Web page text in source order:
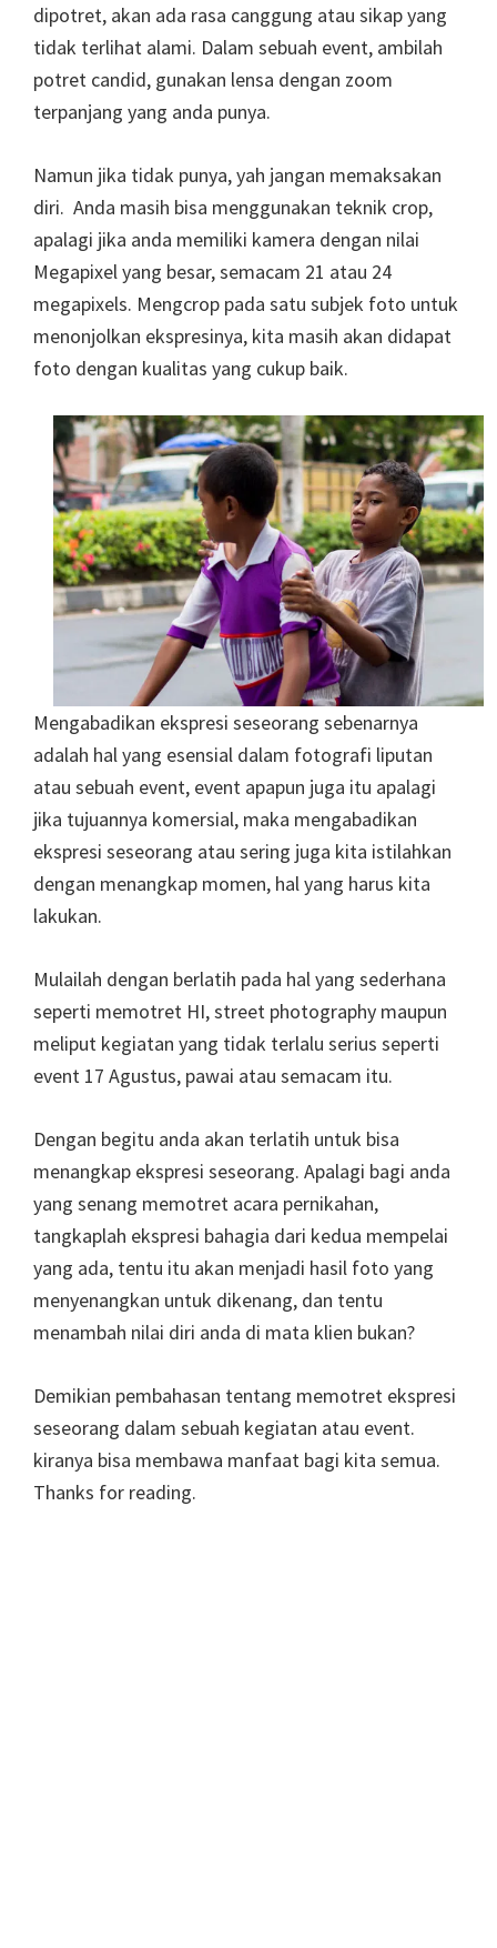
dipotret, akan ada rasa canggung atau sikap yang
tidak terlihat alami. Dalam sebuah event, ambilah
potret candid, gunakan lensa dengan zoom
terpanjang yang anda punya.
Namun jika tidak punya, yah jangan memaksakan
diri. Anda masih bisa menggunakan teknik crop,
apalagi jika anda memiliki kamera dengan nilai
Megapixel yang besar, semacam 21 atau 24
megapixels. Mengcrop pada satu subjek foto untuk
menonjolkan ekspresinya, kita masih akan didapat
foto dengan kualitas yang cukup baik.
Mengabadikan ekspresi seseorang sebenarnya
adalah hal yang esensial dalam fotografi liputan
atau sebuah event, event apapun juga itu apalagi
jika tujuannya komersial, maka mengabadikan
ekspresi seseorang atau sering juga kita istilahkan
dengan menangkap momen, hal yang harus kita
lakukan.
Mulailah dengan berlatih pada hal yang sederhana
seperti memotret HI, street photography maupun
meliput kegiatan yang tidak terlalu serius seperti
event 17 Agustus, pawai atau semacam itu.
Dengan begitu anda akan terlatih untuk bisa
menangkap ekspresi seseorang. Apalagi bagi anda
yang senang memotret acara pernikahan,
tangkaplah ekspresi bahagia dari kedua mempelai
yang ada, tentu itu akan menjadi hasil foto yang
menyenangkan untuk dikenang, dan tentu
menambah nilai diri anda di mata klien bukan?
Demikian pembahasan tentang memotret ekspresi
seseorang dalam sebuah kegiatan atau event.
kiranya bisa membawa manfaat bagi kita semua.
Thanks for reading.